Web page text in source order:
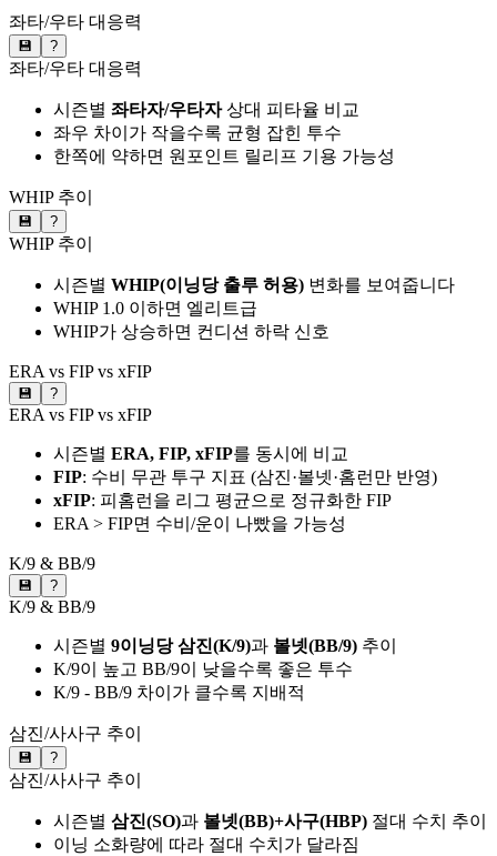
좌타/우타 대응력
💾 ?
좌타/우타 대응력
시즌별 좌타자/우타자상대 피타율 비교
좌우 차이가 작을수록 균형 잡힌 투수
한쪽에 약하면 원포인트 릴리프 기용 가능성
WHIP 추이
💾 ?
WHIP 추이
시즌별 WHIP(이닝당 출루 허용) 변화를 보여줍니다
WHIP 1.0 이하면 엘리트급
WHIP가 상승하면 컨디션 하락 신호
ERA vs FIP vs xFIP
💾 ?
ERA vs FIP vs xFIP
시즌별 ERA, FIP, xFIP를 동시에 비교
FIP: 수비 무관 투구 지표 (삼진·볼넷·홈런만 반영)
xFIP: 피홈런을 리그 평균으로 정규화한 FIP
ERA > FIP면 수비/운이 나빴을 가능성
K/9 & BB/9
💾 ?
K/9 & BB/9
시즌별 9이닝당 삼진(K/9)과 볼넷(BB/9) 추이
K/9이 높고 BB/9이 낮을수록 좋은 투수
K/9 - BB/9 차이가 클수록 지배적
삼진/사사구 추이
💾 ?
삼진/사사구 추이
시즌별 삼진(SO)과 볼넷(BB)+사구(HBP) 절대 수치 추이
이닝 소화량에 따라 절대 수치가 달라짐